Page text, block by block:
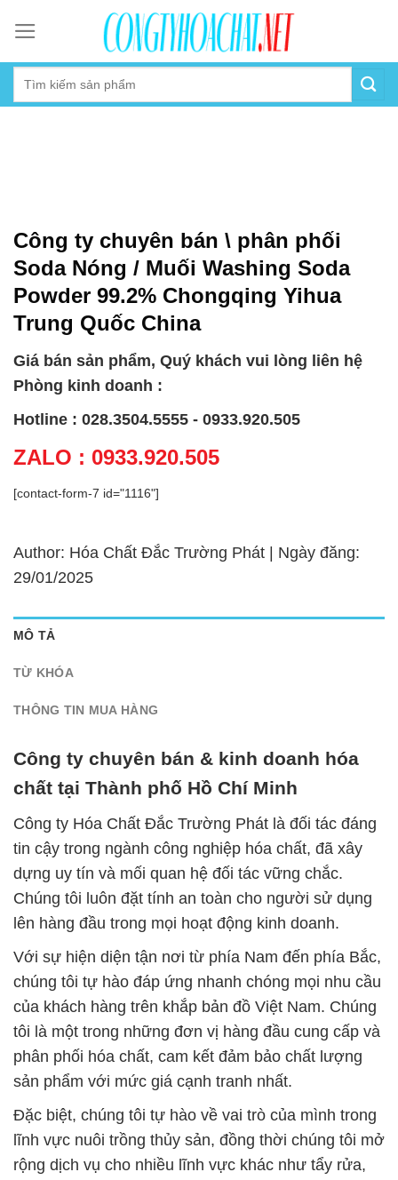
content
Công ty chuyên bán \ phân phối
Soda Nóng / Muối Washing Soda
Powder 99.2% Chongqing Yihua
Trung Quốc China
Giá bán sản phẩm, Quý khách vui lòng liên hệ
Phòng kinh doanh :
Hotline : 028.3504.5555 - 0933.920.505
ZALO : 0933.920.505
[contact-form-7 id="1116"]
Author: Hóa Chất Đắc Trường Phát | Ngày đăng:
29/01/2025
MÔ TẢ
TỪ KHÓA
THÔNG TIN MUA HÀNG
Công ty chuyên bán & kinh doanh hóa
chất tại Thành phố Hồ Chí Minh
Công ty Hóa Chất Đắc Trường Phát là đối tác đáng
tin cậy trong ngành công nghiệp hóa chất, đã xây
dựng uy tín và mối quan hệ đối tác vững chắc.
Chúng tôi luôn đặt tính an toàn cho người sử dụng
lên hàng đầu trong mọi hoạt động kinh doanh.
Với sự hiện diện tận nơi từ phía Nam đến phía Bắc,
chúng tôi tự hào đáp ứng nhanh chóng mọi nhu cầu
của khách hàng trên khắp bản đồ Việt Nam. Chúng
tôi là một trong những đơn vị hàng đầu cung cấp và
phân phối hóa chất, cam kết đảm bảo chất lượng
sản phẩm với mức giá cạnh tranh nhất.
Đặc biệt, chúng tôi tự hào về vai trò của mình trong
lĩnh vực nuôi trồng thủy sản, đồng thời chúng tôi mở
rộng dịch vụ cho nhiều lĩnh vực khác như tẩy rửa,